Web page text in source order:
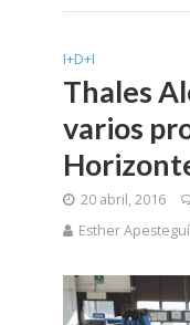
I+D+I
Thales
varios
20 abril, 2016
Esther